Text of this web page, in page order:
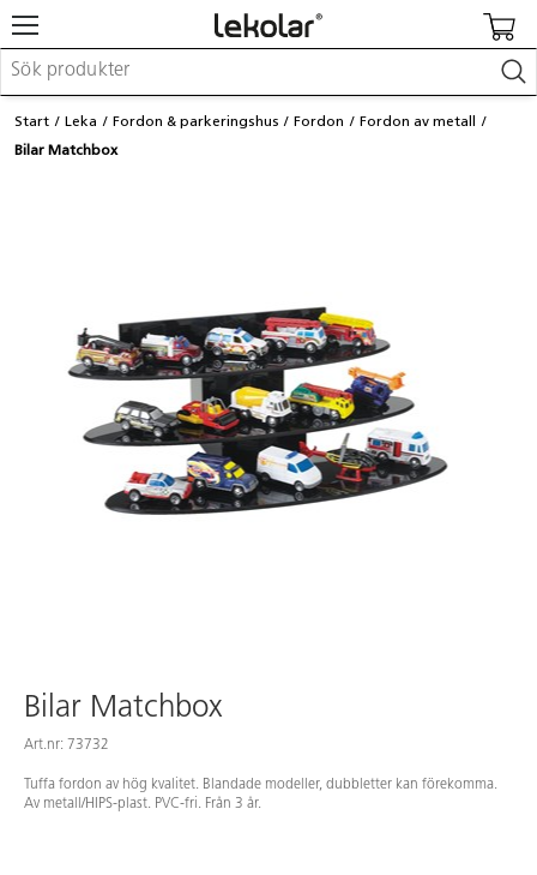
Möbler & inredning
Lekplatsutrustning & utemiljö
Logga in / Registrera dig
Hitta din säljare
Kontakta Lekolar
Start Leka Fordon & parkeringshus Fordon
Fordon av metall
Bilar Matchbox
Bilar Matchbox
Art.nr: 73732
Tuffa fordon av hög kvalitet. Blandade modeller, dubbletter kan förekomma.
Av metall/HIPS-plast. PVC-fri. Från 3 år.